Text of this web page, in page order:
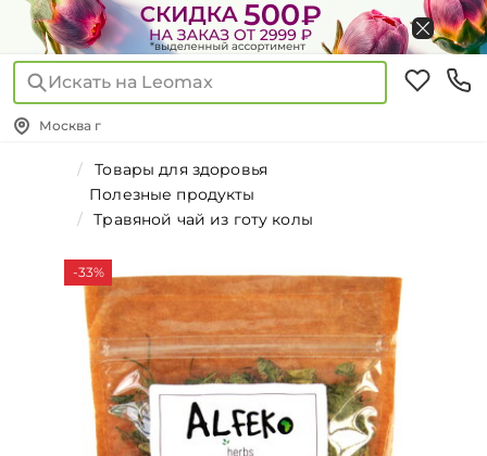
Искать на Leomax
Москва г
Товары для здоровья
Полезные продукты
Травяной чай из готу колы
-33%